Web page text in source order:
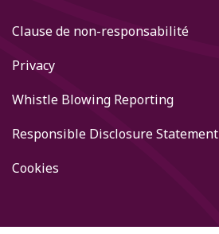
Clause de non-responsabilité
Privacy
Whistle Blowing Reporting
Responsible Disclosure Statement
Cookies